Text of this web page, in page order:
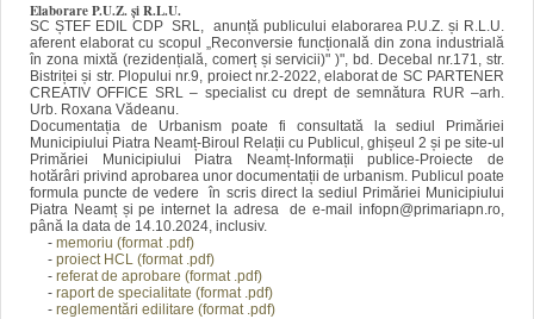
Elaborare P.U.Z. și R.L.U.
SC ȘTEF EDIL CDP SRL, anunță publicului elaborarea P.U.Z. și R.L.U.
aferent elaborat cu scopul „Reconversie funcțională din zona industrială
în zona mixtă (rezidențială, comerț și servicii)" )", bd. Decebal nr.171, str.
Bistriței și str. Plopului nr.9, proiect nr.2-2022, elaborat de SC PARTENER
CREATIV OFFICE SRL – specialist cu drept de semnătura RUR –arh.
Urb. Roxana Vădeanu.
Documentația de Urbanism poate fi consultată la sediul Primăriei
Municipiului Piatra Neamț-Biroul Relații cu Publicul, ghișeul 2 și pe site-ul
Primăriei Municipiului Piatra Neamț-Informații publice-Proiecte de
hotărâri privind aprobarea unor documentații de urbanism. Publicul poate
formula puncte de vedere în scris direct la sediul Primăriei Municipiului
Piatra Neamț și pe internet la adresa de e-mail infopn@primariapn.ro,
până la data de 14.10.2024, inclusiv.
- memoriu (format .pdf)
- proiect HCL (format .pdf)
- referat de aprobare (format .pdf)
- raport de specialitate (format .pdf)
- reglementări edilitare (format .pdf)